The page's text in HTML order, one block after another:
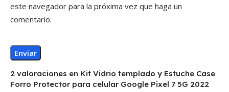
2 valoraciones en Kit Vidrio templado y Estuche Case
Forro Protector para celular Google Pixel 7 5G 2022
este navegador para la próxima vez que haga un
comentario.